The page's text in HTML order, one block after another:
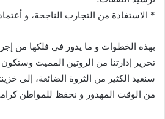
* الاستفادة من التجارب الناجحة، و
بهذه الخطوات و ما يدور في فلكها من
تحرير إدارتنا من الروتين المميت
سنعيد الكثير من الثروة الضائعة، إلى
من الوقت المهدور و نحفظ للمواطن